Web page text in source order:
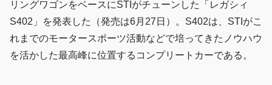
リングワゴンをベースにSTIがチューンした「レガシィ
S402」を発表した（発売は6月27日）。S402は、STIがこ
れまでのモータースポーツ活動などで培ってきたノウハウ
を活かした最高峰に位置するコンプリートカーである。